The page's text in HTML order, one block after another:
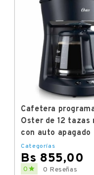
Cafetera
Oster de 12 tazas
con auto apagado
Categorías
Bs 855,00
Price
0  0 Reseñas